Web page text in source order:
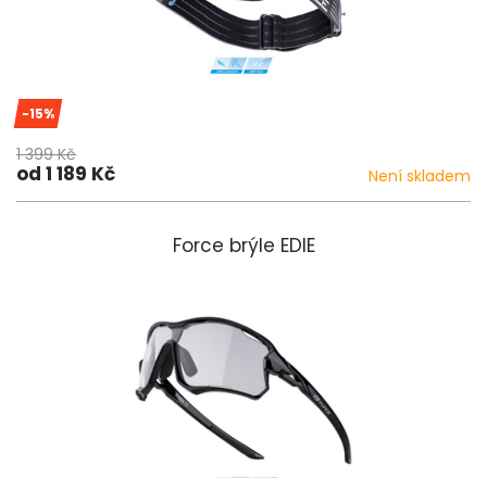
-15%
1 399 Kč
od 1 189 Kč Není skladem
Force brýle EDIE